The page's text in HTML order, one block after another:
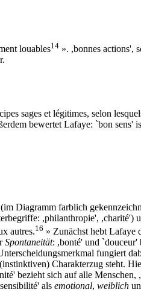
louables14 ». ,bonnes actions',
sages et légitimes, selon
bewertet Lafaye: `bon sens'
Diagramm farblich
,philanthropie', ,charité')
autres.16 » Zunächst hebt Lafaye
Spontaneität: ,bonté' und `douceur'
fungiert
Charakterzug steht.
bezieht sich auf alle
als emotional, weiblich